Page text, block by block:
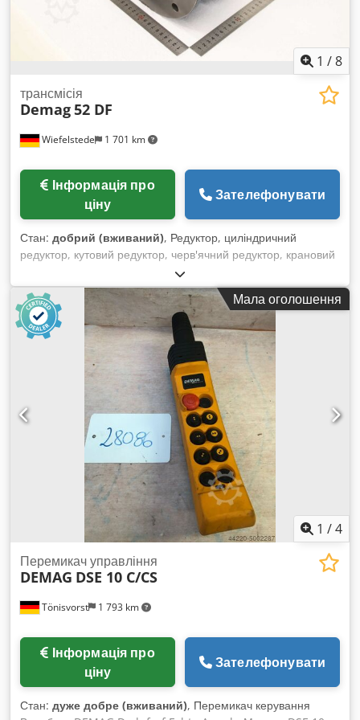
живлення: 3×400 В Частота: 50 Гц Максимальний
споживаний струм: 167 А Габарити та вага Загальна
довжина: 6500 мм Загальна ширина: 1900 мм Загальна
1 /8
Wiefelstede 1 701 km
трансмісія
Demag52 DF
ціну
Зателефонувати
Стан: добрий (вживаний), Редуктор, циліндричний
редуктор, кутовий редуктор, черв'ячний редуктор, крановий
редуктор Dksdpoziaq Sefx Acwsr -Виробник: Demag, тип
редуктора 52 DF -Передавальне число: i = 10,7 -Вал: Ø 25 x
60 мм -Розміри: 230/252/H252 мм -Вага: 17,2 кгМала оголошення
1 /4
Tönisvorst 1 793 km
Перемикач управління
DEMAG DSE 10 C/CS
ціну
Зателефонувати
Стан: дуже добре (вживаний), Перемикач керування